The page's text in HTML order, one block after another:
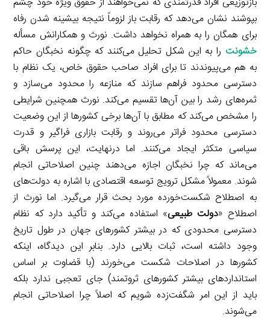
بپوشند نشان می‌دهد که رقابت باز لزوماً نتیجه بیشینه شدن رفاه
برای همگان را به همراه نخواهد داشت. نورث و همکارانش مسأله
خشونت را به این شکل تحلیل می‌کنند که چگونه نخبگان حاکم
به هم می‌پیوندند تا برای افراد صاحب حقوق خاص، یک نظام با
دسترسی محدود فراهم سازند که منازعه را محدود می‌سازد و
ثمره‌های رشد را بین آن‌ها تقسیم می‌کند. نورث همچنین شرایطی
را مشخص می‌کند که مطابق با آن‌ها برخی کشورها از این وضعیت
دسترسی محدود فراتر می‌روند و رقابت بازاری فراگیر و قدرت
سیاسی متکثر ایجاد می‌کنند. اما درنهایت، این پرسش باقی
می‌ماند که چرا نخبگان اجازه می‌دهند چنین اصلاحاتی انجام
شوند. معمولاً مشکل ترویج توسعه اقتصادی با اشاره به دولت‌های
به اصطلاح شکست‌خورده مورد بحث قرار می‌گیرد. اما نورث از
اصطلاح «دولت طبیعی» استفاده می‌کند و تأکید دارد که نظام
دسترسی محدودی که در بیشتر کشورهای جهان در طول تاریخ
وجود داشته است، ثبات بالایی دارد. بنابر این دیدگاه، اینکه
کشورها در اصلاحات شکست می‌خورند (با قضاوت بر اساس
استانداردهای بیشتر کشورهای ثروتمند) جای تعجبی ندارد بلکه
باید از این امر شگفت‌زده شویم که اصلاً چرا اصلاحاتی انجام
می‌شوند.